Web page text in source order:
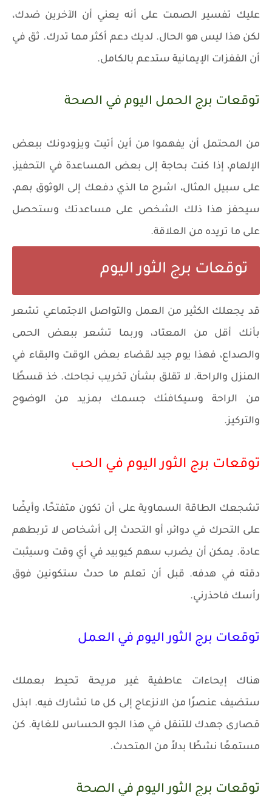
عليك تفسير الصمت على أنه يعني أن الآخرين ضدك،
لكن هذا ليس هو الحال. لديك دعم أكثر مما تدرك. ثق في
أن القفزات الإيمانية ستدعم بالكامل.
توقعات برج الحمل اليوم في الصحة
من المحتمل أن يفهموا من أين أتيت ويزودونك ببعض
الإلهام، إذا كنت بحاجة إلى بعض المساعدة في التحفيز،
على سبيل المثال، اشرح ما الذي دفعك إلى الوثوق بهم،
سيحفز هذا ذلك الشخص على مساعدتك وستحصل
على ما تريده من العلاقة.
توقعات برج الثور اليوم
قد يجعلك الكثير من العمل والتواصل الاجتماعي تشعر
بأنك أقل من المعتاد، وربما تشعر ببعض الحمى
والصداع، فهذا يوم جيد لقضاء بعض الوقت والبقاء في
المنزل والراحة. لا تقلق بشأن تخريب نجاحك. خذ قسطًا
من الراحة وسيكافئك جسمك بمزيد من الوضوح
والتركيز.
توقعات برج الثور اليوم في الحب
تشجعك الطاقة السماوية على أن تكون متفتحًا، وأيضًا
على التحرك في دوائر، أو التحدث إلى أشخاص لا تربطهم
عادة. يمكن أن يضرب سهم كيوبيد في أي وقت وسيثبت
دقته في هدفه. قبل أن تعلم ما حدث ستكونين فوق
رأسك فاحذرني.
توقعات برج الثور اليوم في العمل
هناك إيحاءات عاطفية غير مريحة تحيط بعملك
ستضيف عنصرًا من الانزعاج إلى كل ما تشارك فيه. ابذل
قصارى جهدك للتنقل في هذا الجو الحساس للغاية. كن
مستمعًا نشطًا بدلاً من المتحدث.
توقعات برج الثور اليوم في الصحة